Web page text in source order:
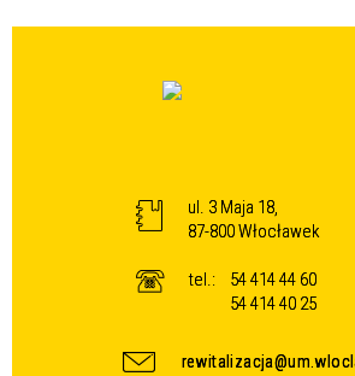
ul. 3 Maja 18,
87-800 Włocławek
tel.:
54 414 44 60
54 414 40 25